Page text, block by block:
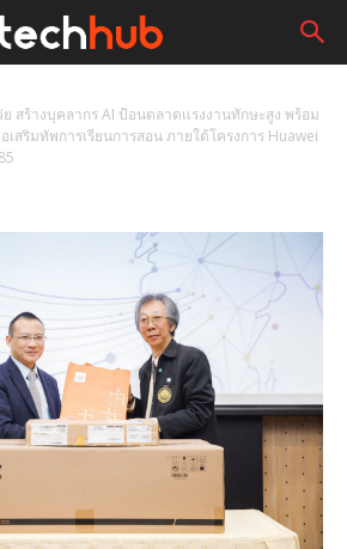
สร้างบุคลากร AI ป้อนตลาดแรงงานทักษะสูง พร้อม
สริมทัพการเรียนการสอน ภายใต้โครงการ Huawei